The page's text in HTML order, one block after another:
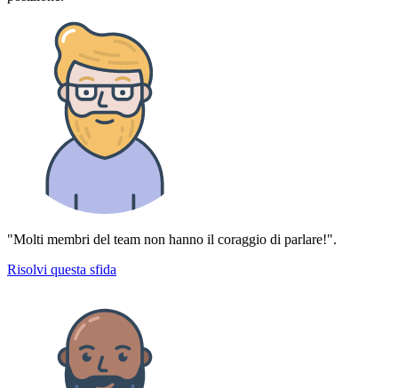
"Molti membri del team non hanno il coraggio di parlare!".
Risolvi questa sfida